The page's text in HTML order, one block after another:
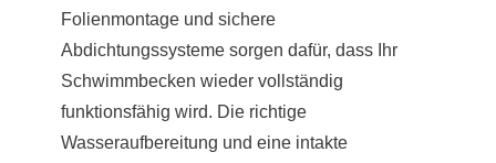
Folienmontage und sichere
Abdichtungssysteme sorgen dafür, dass Ihr
Schwimmbecken wieder vollständig
funktionsfähig wird. Die richtige
Wasseraufbereitung und eine intakte